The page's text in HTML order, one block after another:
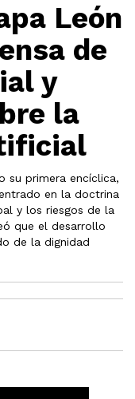
León
de
y
la
su primera encíclica,
en la doctrina
y los riesgos de la
que el desarrollo
de la dignidad